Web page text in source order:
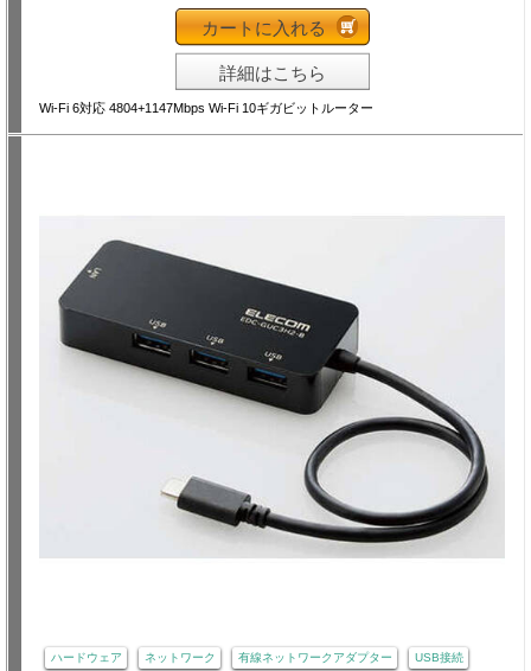
カートに入れる
詳細はこちら
Wi-Fi 6対応 4804+1147Mbps Wi-Fi 10ギガビットルーター
ハードウェア ネットワーク 有線ネットワークアダプター USB接続